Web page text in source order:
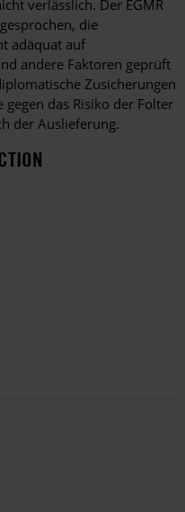
verlässlich. Der EGMR
die
adäquat auf
andere Faktoren geprüft
Zusicherungen
das Risiko der Folter
der Auslieferung.